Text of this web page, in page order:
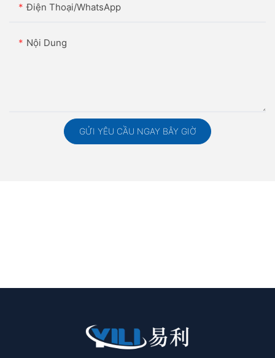
Điện Thoại/WhatsApp
Nội Dung
GỬI YÊU CẦU NGAY BÂY GIỜ